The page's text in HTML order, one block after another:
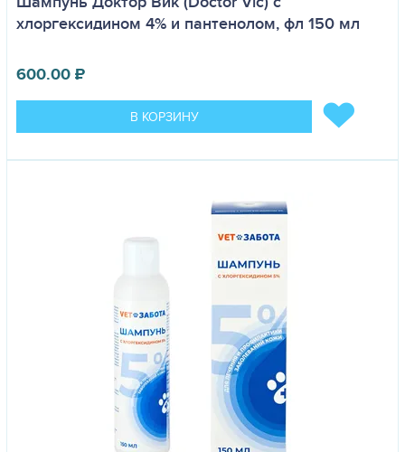
хлоргексидином 4% и пантенолом, фл 150 мл
600.00₽
В КОРЗИНУ